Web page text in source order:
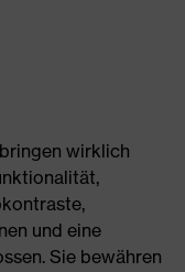
wirklich
und eine
Sie bewähren